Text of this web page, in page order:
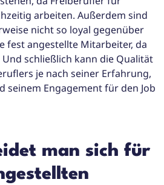
arbeiten. Außerdem sind
nicht so loyal gegenüber
fest angestellte Mitarbeiter, da
schließlich kann die Qualität
je nach seiner Erfahrung,
seinem Engagement für den Job
man sich für